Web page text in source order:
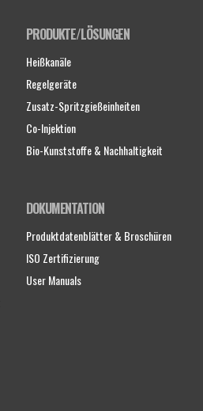
PRODUKTE/LÖSUNGEN
Heißkanäle
Regelgeräte
Zusatz-Spritzgießeinheiten
Co-Injektion
Bio-Kunststoffe & Nachhaltigkeit
DOKUMENTATION
Produktdatenblätter & Broschüren
ISO Zertifizierung
User Manuals